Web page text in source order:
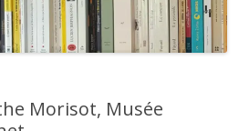
Morisot, Musée